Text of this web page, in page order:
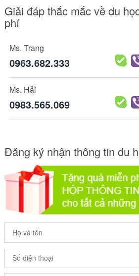
Giải đáp thắc mắc về du
phí
Ms. Trang
0963.682.333
Ms. Hải
0983.565.069
Đăng ký nhận thông tin du